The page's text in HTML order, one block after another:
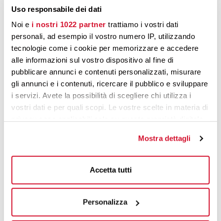
Uso responsabile dei dati
Noi e i nostri 1022 partner trattiamo i vostri dati
personali, ad esempio il vostro numero IP, utilizzando
tecnologie come i cookie per memorizzare e accedere
alle informazioni sul vostro dispositivo al fine di
pubblicare annunci e contenuti personalizzati, misurare
gli annunci e i contenuti, ricercare il pubblico e sviluppare
i servizi. Avete la possibilità di scegliere chi utilizza i
vostri dati e per quali scopi. Le vostre scelte in materia di
modificare o revocare il proprio consenso in qualsiasi
momento dalla Dichiarazione sui cookie o facendo clic
sull'icona di attivazione della privacy.
Con il tuo consenso, vorremmo anche:
raccogliere informazioni sulla tua posizione
geografica, con un'approssimazione di qualche
Mostra dettagli
Accetta tutti
Personalizza
CAVALLINO-TREPORTI AND VENICE
Christmas in Cavallino-
12-12-2023
The magic of Christmas illuminates Cavallino
Treporti. The area is buzzing with events thanks to a
Christmas calendar full of events designed for
young and old. And there is no shortage of